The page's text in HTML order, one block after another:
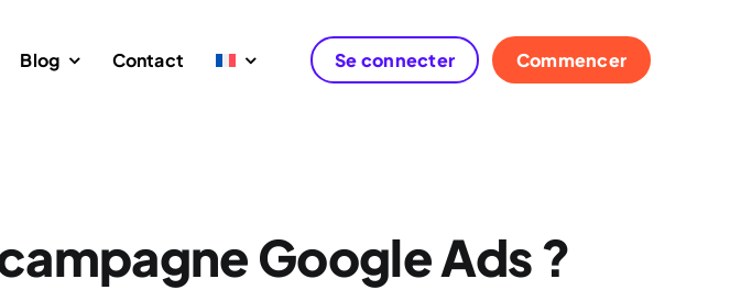
Blog Contact Se connecter Commencer
Google Ads ?